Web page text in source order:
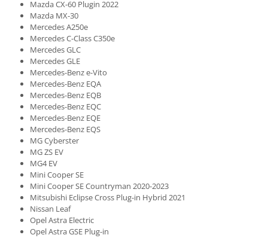
Mazda CX-60 Plugin 2022
Mazda MX-30
Mercedes A250e
Mercedes C-Class C350e
Mercedes GLC
Mercedes GLE
Mercedes-Benz e-Vito
Mercedes-Benz EQA
Mercedes-Benz EQB
Mercedes-Benz EQC
Mercedes-Benz EQE
Mercedes-Benz EQS
MG Cyberster
MG ZS EV
MG4 EV
Mini Cooper SE
Mini Cooper SE Countryman 2020-2023
Mitsubishi Eclipse Cross Plug-in Hybrid 2021
Nissan Leaf
Opel Astra Electric
Opel Astra GSE Plug-in